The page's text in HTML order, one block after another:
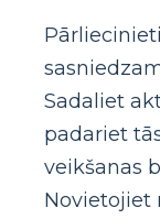
Sadaliet
padariet
veikšanas
Novietojiet